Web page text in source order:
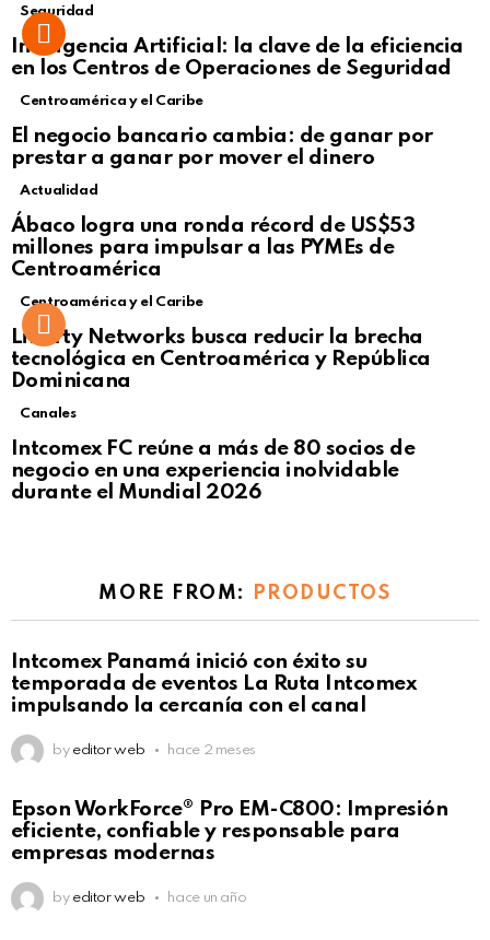
Seguridad
Inteligencia Artificial: la clave de la eficiencia
en los Centros de Operaciones de Seguridad
Centroamérica y el Caribe
El negocio bancario cambia: de ganar por
prestar a ganar por mover el dinero
Not Safe For Work
Click to view this post
Actualidad
Ábaco logra una ronda récord de US$53
millones para impulsar a las PYMEs de
Centroamérica
Centroamérica y el Caribe
Liberty Networks busca reducir la brecha
tecnológica en Centroamérica y República
Dominicana
Canales
Intcomex FC reúne a más de 80 socios de
negocio en una experiencia inolvidable
durante el Mundial 2026
MORE FROM: PRODUCTOS
Intcomex Panamá inició con éxito su
temporada de eventos La Ruta Intcomex
impulsando la cercanía con el canal
by editor web hace 2 meses
Epson WorkForce® Pro EM-C800: Impresión
eficiente, confiable y responsable para
empresas modernas
by editor web hace un año